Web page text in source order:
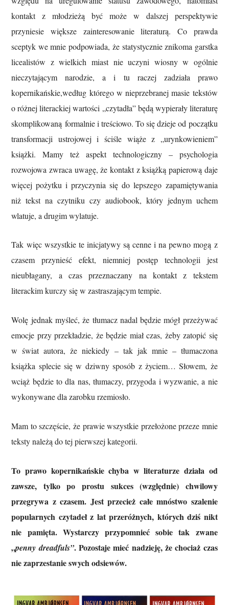
kontakt z młodzieżą być może w dalszej perspektywie
przyniesie większe zainteresowanie literaturą. Co prawda
sceptyk we mnie podpowiada, że statystycznie znikoma garstka
licealistów z wielkich miast nie uczyni wiosny w ogólnie
nieczytającym narodzie, a i tu raczej zadziała prawo
kopernikańskie,według którego w nieprzebranej masie tekstów
o różnej literackiej wartości „czytadła” będą wypierały literaturę
skomplikowaną formalnie i treściowo. To się dzieje od początku
transformacji ustrojowej i ściśle wiąże z „urynkowieniem”
książki. Mamy też aspekt technologiczny – psychologia
rozwojowa zwraca uwagę, że kontakt z książką papierową daje
więcej pożytku i przyczynia się do lepszego zapamiętywania
niż tekst na czytniku czy audiobook, który jednym uchem
wlatuje, a drugim wylatuje.
Tak więc wszystkie te inicjatywy są cenne i na pewno mogą z
czasem przynieść efekt, niemniej postęp technologii jest
nieubłagany, a czas przeznaczany na kontakt z tekstem
literackim kurczy się w zastraszającym tempie.
Wolę jednak myśleć, że tłumacz nadal będzie mógł przeżywać
emocje przy przekładzie, że będzie miał czas, żeby zatopić się
w świat autora, że niekiedy – tak jak mnie – tłumaczona
książka splecie się w dziwny sposób z życiem… Słowem, że
wciąż będzie to dla nas, tłumaczy, przygoda i wyzwanie, a nie
wykonywane dla zarobku rzemiosło.
Mam to szczęście, że prawie wszystkie przełożone przeze mnie
teksty należą do tej pierwszej kategorii.
To prawo kopernikańskie chyba w literaturze działa od
zawsze, tylko po prostu sukces (względnie) chwilowy
przegrywa z czasem. Jest przecież całe mnóstwo szalenie
popularnych czytadeł z lat przeróżnych, których dziś nikt
nie pamięta. Wystarczy przypomnieć sobie tak zwane
„penny dreadfuls”. Pozostaje mieć nadzieję, że chociaż czas
nie zaprzestanie swych odsiewów.